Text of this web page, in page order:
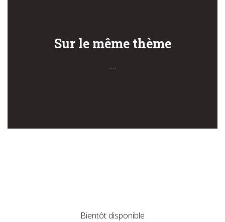
Sur le même thème
….
Bientôt disponible